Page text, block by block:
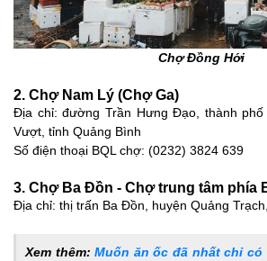
Chợ Đồng Hới
2. Chợ Nam Lý (Chợ Ga)
Địa chỉ: đường Trần Hưng Đạo, thành
Vượt, tỉnh Quảng Bình
Số điện thoại BQL chợ: (0232) 3824 639
3. Chợ Ba Đồn - Chợ trung tâm phía
Địa chỉ: thị trấn Ba Đồn, huyện Quảng
Xem thêm: Muốn ăn ốc đã nhất chỉ có